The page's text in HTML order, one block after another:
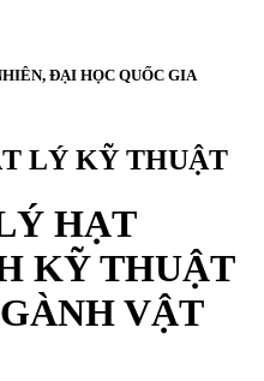
ĐẠI HỌC QUỐC GIA
LÝ KỸ THUẬT
HẠT
KỸ THUẬT
VẬT